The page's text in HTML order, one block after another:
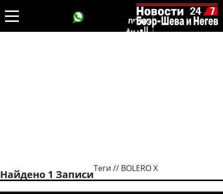
עברית
العربية
Теги // BOLERO X
Найдено 1 Записи